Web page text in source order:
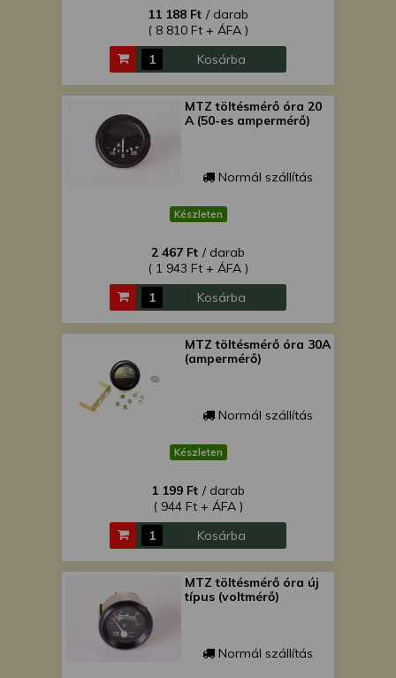
11 188 Ft / darab
( 8 810 Ft + ÁFA )
Kosárba
MTZ töltésmérő óra 20
A (50-es ampermérő)
Normál szállítás
Készleten
2 467 Ft / darab
( 1 943 Ft + ÁFA )
Kosárba
MTZ töltésmérő óra 30A
(ampermérő)
Normál szállítás
Készleten
1 199 Ft / darab
( 944 Ft + ÁFA )
Kosárba
MTZ töltésmérő óra új
típus (voltmérő)
Normál szállítás